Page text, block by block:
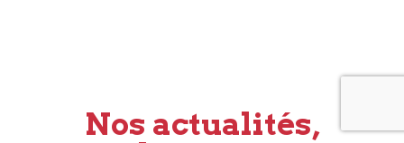
Nos actualités,